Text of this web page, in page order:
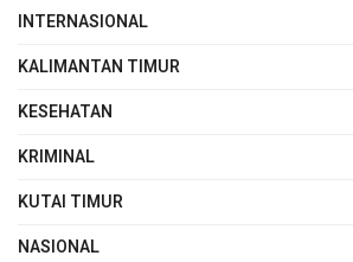
INTERNASIONAL
KALIMANTAN TIMUR
KESEHATAN
KRIMINAL
KUTAI TIMUR
NASIONAL